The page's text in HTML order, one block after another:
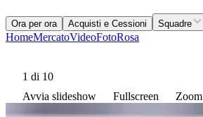
Ora per ora Acquisti e Cessioni Squadre
HomeMercatoVideoFotoRosa
1 di 10
Avvia slideshow
Fullscreen Zoom